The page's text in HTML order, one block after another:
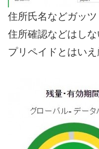
住所氏名などガッツ
住所確認などはし
プリペイドとはいえ